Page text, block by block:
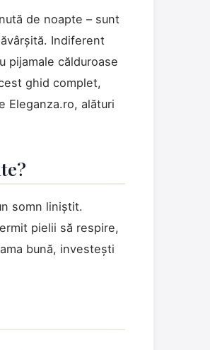
de noapte – sunt
Indiferent
pijamale călduroase
ghid complet,
Eleganza.ro, alături
somn liniștit.
pielii să respire,
bună, investești